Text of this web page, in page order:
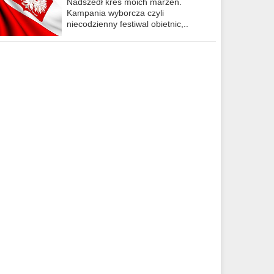
Kampania wyborcza czyli
niecodzienny festiwal obietnic,..